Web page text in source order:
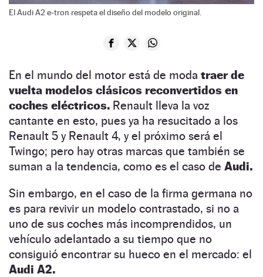
El Audi A2 e-tron respeta el diseño del modelo original.
En el mundo del motor está de moda traer de
vuelta modelos clásicos reconvertidos en
coches eléctricos. Renault lleva la voz
cantante en esto, pues ya ha resucitado a los
Renault 5 y Renault 4, y el próximo será el
Twingo; pero hay otras marcas que también se
suman a la tendencia, como es el caso de Audi.
Sin embargo, en el caso de la firma germana no
es para revivir un modelo contrastado, si no a
uno de sus coches más incomprendidos, un
vehículo adelantado a su tiempo que no
consiguió encontrar su hueco en el mercado: el
Audi A2.